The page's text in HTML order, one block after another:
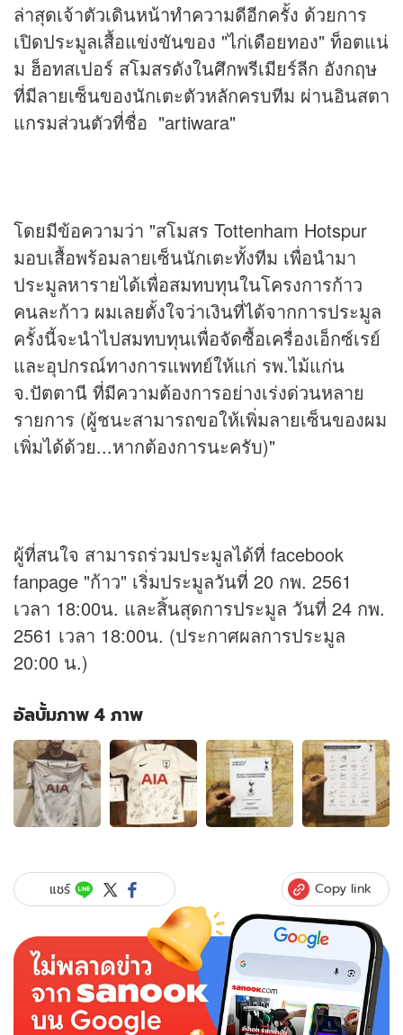
ล่าสุดเจ้าตัวเดินหน้าทำความดีอีกครั้ง ด้วยการ
เปิดประมูลเสื้อแข่งขันของ "ไก่เดือยทอง" ท็อตแน่
ม ฮ็อทสเปอร์ สโมสรดังในศึกพรีเมียร์ลีก อังกฤษ
ที่มีลายเซ็นของนักเตะตัวหลักครบทีม ผ่านอินสตา
แกรมส่วนตัวที่ชื่อ "artiwara"
โดยมีข้อความว่า "สโมสร Tottenham Hotspur
มอบเสื้อพร้อมลายเซ็นนักเตะทั้งทีม เพื่อนำมา
ประมูลหารายได้เพื่อสมทบทุนในโครงการก้าว
คนละก้าว ผมเลยตั้งใจว่าเงินที่ได้จากการประมูล
ครั้งนี้จะนำไปสมทบทุนเพื่อจัดซื้อเครื่องเอ็กซ์เรย์
และอุปกรณ์ทางการแพทย์ให้แก่ รพ.ไม้แก่น
จ.ปัตตานี ที่มีความต้องการอย่างเร่งด่วนหลาย
รายการ (ผู้ชนะสามารถขอให้เพิ่มลายเซ็นของผม
เพิ่มได้ด้วย...หากต้องการนะครับ)"
ผู้ที่สนใจ สามารถร่วมประมูลได้ที่ facebook
fanpage "ก้าว" เริ่มประมูลวันที่ 20 กพ. 2561
เวลา 18:00น. และสิ้นสุดการประมูล วันที่ 24 กพ.
2561 เวลา 18:00น. (ประกาศผลการประมูล
20:00 น.)
อัลบั้มภาพ 4 ภาพ
อัลบั้ม
ภาพ
4
ภาพ
ของ
กับ
พี่
ร่วม
ประมูล
"เสื้อ
เปอร์
แชร์ Copy link